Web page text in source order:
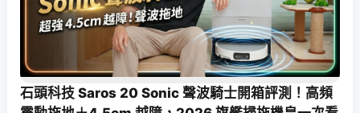
石頭科技 Saros 20 Sonic 聲波騎士開箱評測！高頻